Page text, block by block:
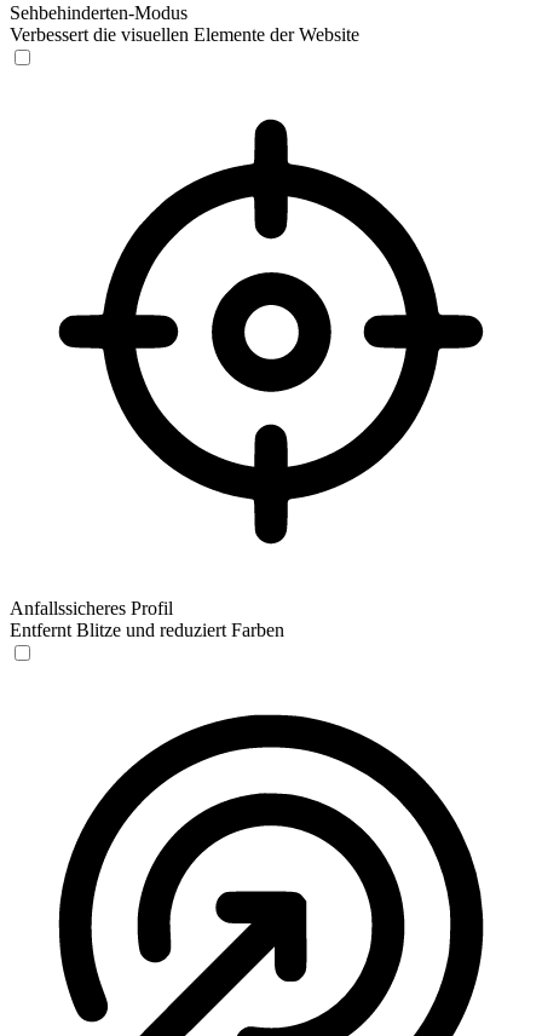
Sehbehinderten-Modus
Verbessert die visuellen Elemente der Website
Anfallssicheres Profil
Entfernt Blitze und reduziert Farben